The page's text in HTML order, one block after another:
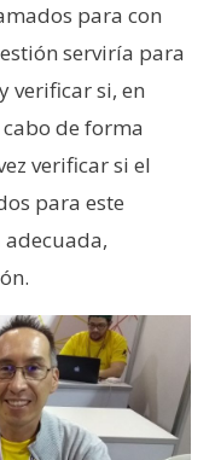
para con
serviría para
verificar si, en
de forma
verificar si el
para este